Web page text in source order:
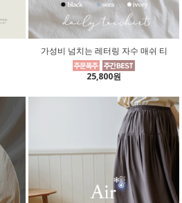
가성비 넘치는 레터링 자수 매쉬 티
25,800원